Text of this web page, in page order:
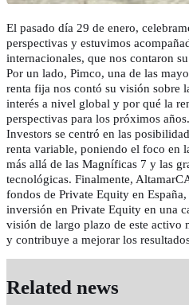
El pasado día 29 de enero,
perspectivas y estuvimos
internacionales, que nos contaron
Por un lado, Pimco, una de las
renta fija nos contó su visión sobre
interés a nivel global y por qué la
perspectivas para los próximos
Investors se centró en las
renta variable, poniendo el foco en
más allá de las Magníficas 7 y las
tecnológicas. Finalmente,
fondos de Private Equity en
inversión en Private Equity en una
visión de largo plazo de este activo
y contribuye a mejorar los
Related news